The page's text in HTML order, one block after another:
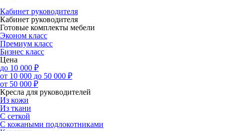
Кабинет руководителя
Кабинет руководителя
Готовые комплекты мебели
Эконом класс
Премиум класс
Бизнес класс
Цена
до 10 000 ₽
от 10 000 до 50 000 ₽
от 50 000 ₽
Кресла для руководителей
Из кожи
Из ткани
С сеткой
С кожаными подлокотниками